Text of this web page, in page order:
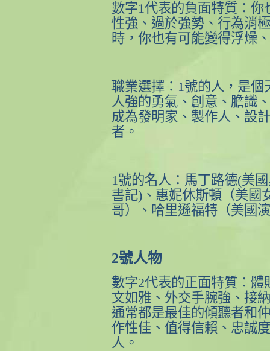
數字1代表的負面特質：你
性強、過於強勢、行為消
時，你也有可能變得浮燥
職業選擇： 1號的人，是個
人強的勇氣、創意、膽識
成為發明家、製作人、設
者。
1號的名人：馬丁路德(美
書記) 、惠妮休斯頓（美國
哥）、哈里遜福特（美國
2號人物
數字2代表的正面特質：體
文如雅、外交手腕強、接
通常都是最佳的傾聽者和
作性佳、值得信賴、忠誠
人。